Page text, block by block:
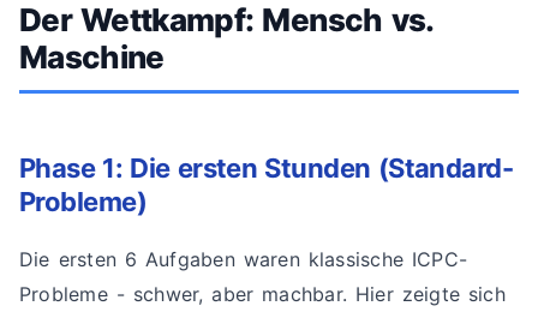
Der Wettkampf: Mensch vs.
Maschine
Phase 1: Die ersten Stunden (Standard-
Probleme)
Die ersten 6 Aufgaben waren klassische ICPC-
Probleme - schwer, aber machbar. Hier zeigte sich